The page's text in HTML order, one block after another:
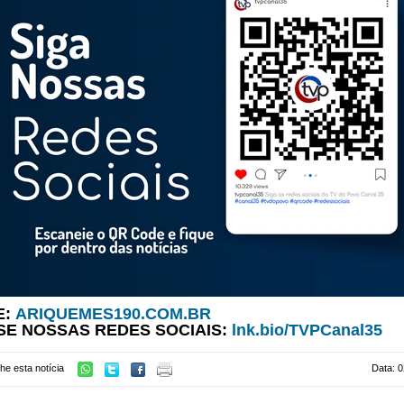
ARIQUEMES190.COM.BR
NOSSAS REDES SOCIAIS: lnk.bio/TVPCanal35
Data:
esta notícia